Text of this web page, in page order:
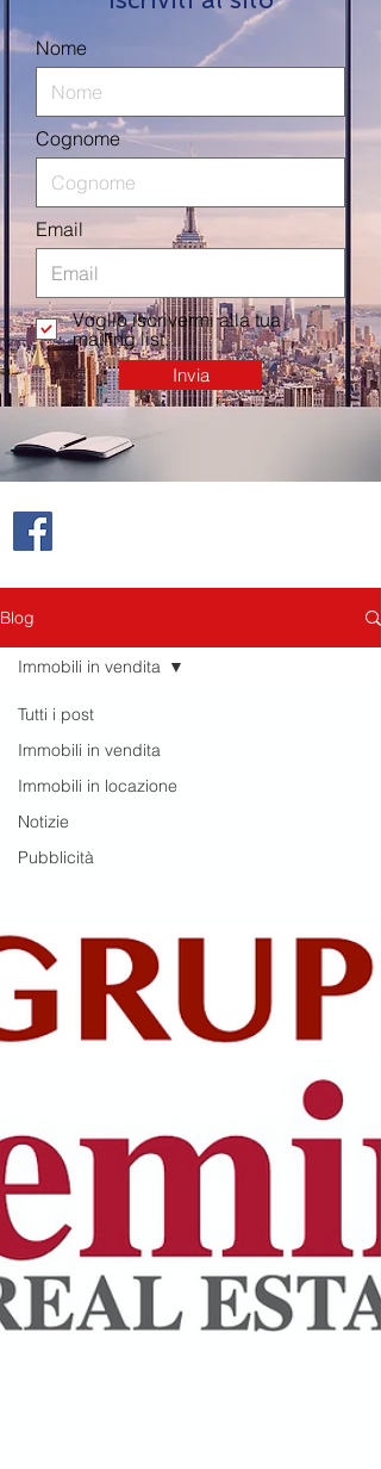
Nome
Cognome
Email
Voglio iscrivermi alla tua
mailing list.
Invia
Blog
Tutti i post
Immobili in vendita
Immobili in locazione
Notizie
Pubblicità
Immobili in vendita